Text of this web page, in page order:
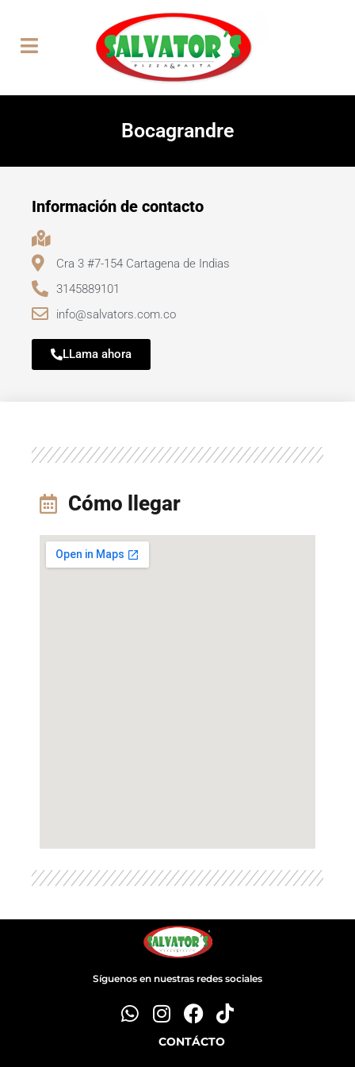
Bocagrandre
Información de contacto
Cra 3 #7-154 Cartagena de Indias
3145889101
info@salvators.com.co
LLama ahora
Cómo llegar
Síguenos en nuestras redes sociales
CONTÁCTO